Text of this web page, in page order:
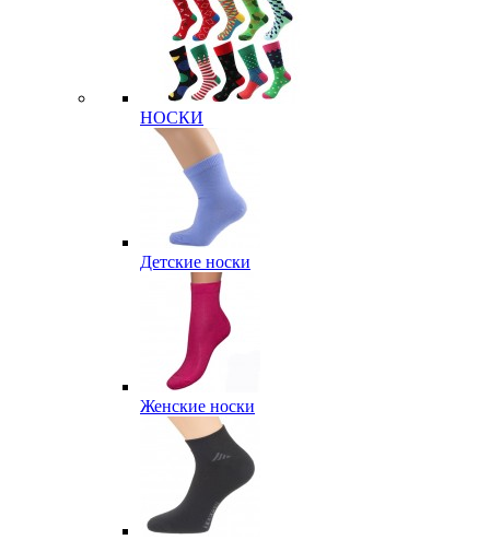
НОСКИ
Детские носки
Женские носки